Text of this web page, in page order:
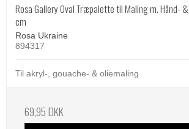
Rosa Gallery Oval Træpalette til Maling m. Hånd-
cm
Rosa Ukraine
894317
Til akryl-, gouache- & oliemaling
69,95 DKK